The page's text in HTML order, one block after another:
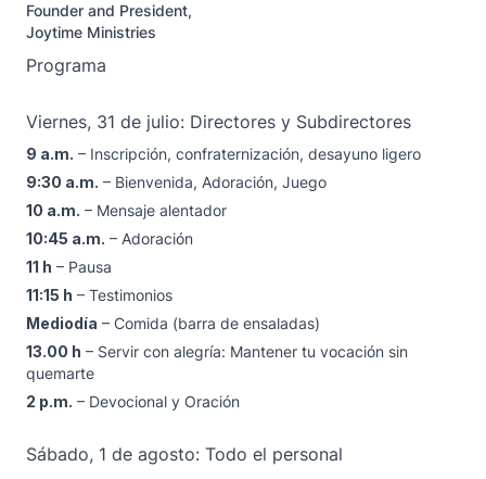
Founder and President,
Joytime Ministries
Programa
Viernes, 31 de julio: Directores y Subdirectores
9 a.m. – Inscripción, confraternización, desayuno ligero
9:30 a.m. – Bienvenida, Adoración, Juego
10 a.m. – Mensaje alentador
10:45 a.m. – Adoración
11 h – Pausa
11:15 h – Testimonios
Mediodía – Comida (barra de ensaladas)
13.00 h – Servir con alegría: Mantener tu vocación sin
quemarte
2 p.m. – Devocional y Oración
Sábado, 1 de agosto: Todo el personal